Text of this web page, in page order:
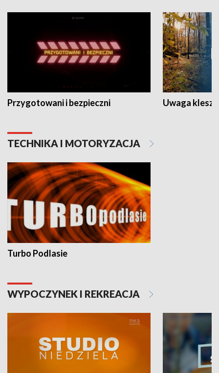
Przygotowani i bezpieczni Uwaga
TECHNIKA I MOTORYZACJA
Turbo Podlasie
WYPOCZYNEK I REKREACJA